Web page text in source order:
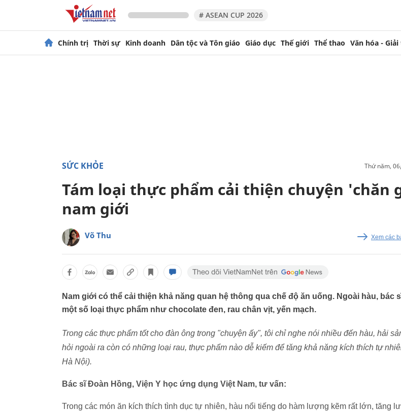
# ASEAN CUP 2026
Chính trị Thời sự Kinh doanh Dân tộc và Tôn giáo Giáo dục Thế giới Thể thao Văn hóa -
SỨC KHỎE thứ năm,
Tám loại thực phẩm cải thiện chuyện 'chăn
nam giới
Võ Thu Xem các
Nam giới có thể cải thiện khả năng quan hệ thông qua chế độ ăn uống. Ngoài hàu, bác
một số loại thực phẩm như chocolate đen, rau chân vịt, yến mạch.
Trong các thực phẩm tốt cho đàn ông trong "chuyện ấy", tôi chỉ nghe nói nhiều đến hàu, hải
hỏi ngoài ra còn có những loại rau, thực phẩm nào dễ kiếm để tăng khả năng kích thích tự
Hà Nội).
Bác sĩ Đoàn Hồng, Viện Y học ứng dụng Việt Nam, tư vấn:
Trong các món ăn kích thích tình dục tự nhiên, hàu nổi tiếng do hàm lượng kẽm rất lớn, tăng